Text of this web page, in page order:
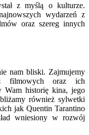
z myślą o kulturze.
wydarzeń z
oraz szereg innych
nam bliski. Zajmujemy
filmowych oraz ich
Wam historię kina, jego
również sylwetki
jak Quentin Tarantino
wniesiony w rozwój